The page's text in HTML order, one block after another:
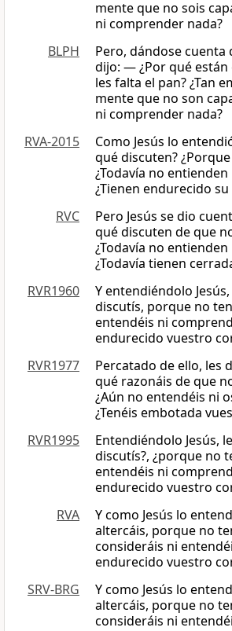
mente que no sois
ni comprender nada?
BLPH
Pero, dándose cuenta
dijo: — ¿Por qué
les falta el pan? ¿Tan
mente que no son
ni comprender nada?
RVA-2015
Como Jesús lo
qué discuten?
¿Todavía no
¿Tienen endurecido
RVC
Pero Jesús se dio
qué discuten de que
¿Todavía no
¿Todavía tienen
RVR1960
Y entendiéndolo
discutís, porque no
entendéis ni
endurecido vuestro
RVR1977
Percatado de ello, les
qué razonáis de que
¿Aún no entendéis ni
¿Tenéis embotada
RVR1995
Entendiéndolo Jesús,
discutís?, ¿porque no
entendéis ni
endurecido vuestro
RVA
Y como Jesús lo
altercáis, porque no
consideráis ni
endurecido vuestro
SRV-BRG
Y como Jesús lo
altercáis, porque no
consideráis ni